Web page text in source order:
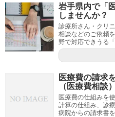
岩手県内で「
しませんか？
診療所さん・クリ
相談などのご依頼
野で対応できうる
医療費の請求
（医療費相談）
医療費の仕組みを
計算の仕組み、診
病院からの請求書